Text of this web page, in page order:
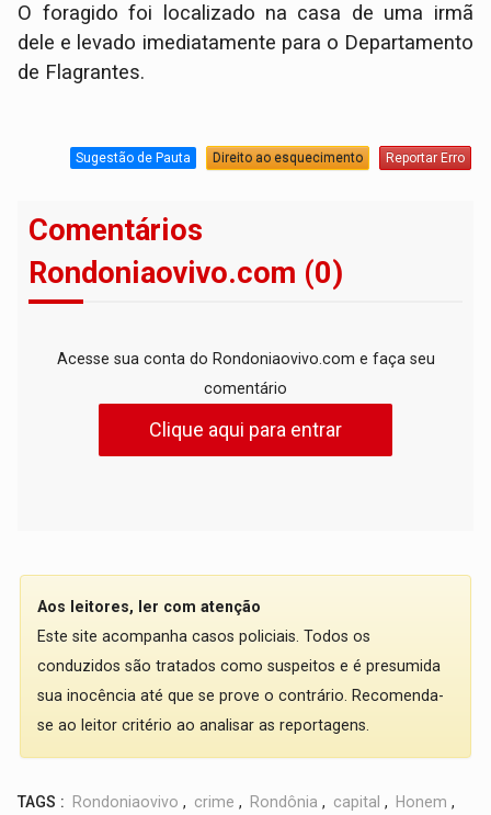
O foragido foi localizado na casa de uma irmã
dele e levado imediatamente para o Departamento
de Flagrantes.
Sugestão de Pauta Direito ao esquecimento Reportar Erro
Comentários
Rondoniaovivo.com (0)
Acesse sua conta do Rondoniaovivo.com e faça seu
comentário
Clique aqui para entrar
Aos leitores, ler com atenção
Este site acompanha casos policiais. Todos os
conduzidos são tratados como suspeitos e é presumida
sua inocência até que se prove o contrário. Recomenda-
se ao leitor critério ao analisar as reportagens.
TAGS : Rondoniaovivo , crime , Rondônia , capital , Honem ,